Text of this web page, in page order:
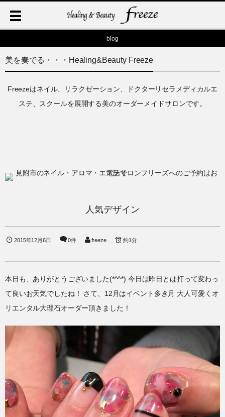
blog
美を奏でる・・・Healing&Beauty Freeze
Freezeはネイル、リラクゼーション、ドクターリセラメディカルエ
ステ、スクールを展開する美のオーダーメイドサロンです。
人気デザイン
2015年12月6日 0件 freeze 約1分
本日も、ありがとうございました(*^^*) 今日は昨日とは打って変わっ
て良いお天気でしたね！ さて、12月はイベント多き月 大人可愛くオ
リエンタル大理石オーダー頂きました！